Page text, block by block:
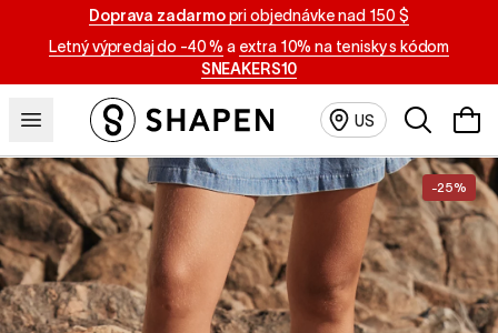
Doprava zadarmopri objednávke nad 150 $
Letný výpredaj do -40 % a extra 10% na tenisky s kódom
SNEAKERS10
US
-25%